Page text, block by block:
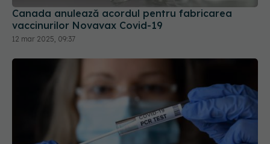
Canada anulează acordul pentru fabricarea
vaccinurilor Novavax Covid-19
12 mar 2025, 09:37